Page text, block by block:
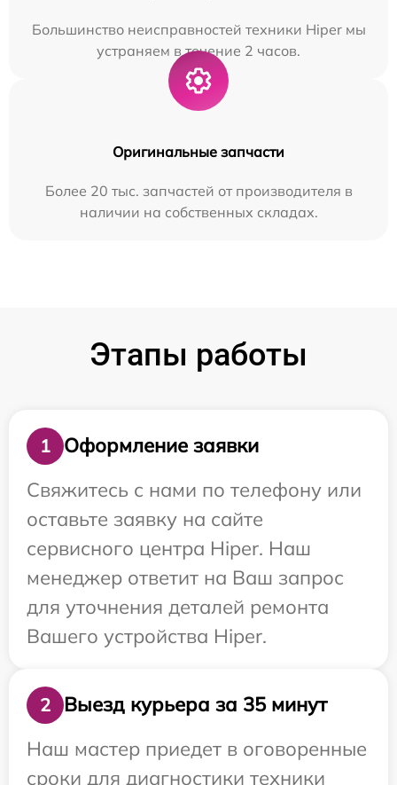
Большинство неисправностей техники Hiper мы
устраняем в течение 2 часов.
Оригинальные запчасти
Более 20 тыс. запчастей от производителя в
наличии на собственных складах.
Этапы работы
1
Оформление заявки
Свяжитесь с нами по телефону или
оставьте заявку на сайте
сервисного центра Hiper. Наш
менеджер ответит на Ваш запрос
для уточнения деталей ремонта
Вашего устройства Hiper.
2
Выезд курьера за 35 минут
Наш мастер приедет в оговоренные
сроки для диагностики техники